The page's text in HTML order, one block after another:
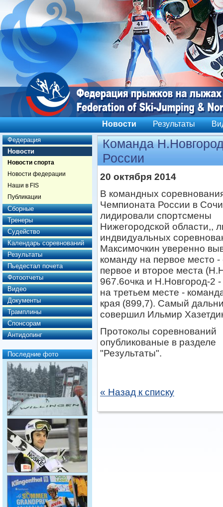
Новости Результаты
Федерация
Новости
Новости спорта
Новости федерации
Наши в FIS
Публикации
Сборные
Тренеры
Судейство
Календарь соревнований
Результаты
Пьедестал почета
Фотоотчеты
Видео
Документы
Трамплины
Спонсорам
Антидопинг
Последние фото
Команда
России
20 октября 2014
В командных
Чемпионата России в
лидировали спортсмены
Нижегородской области,,
индвидуальных
Максимочкин уверенно
команду на первое место -
первое и второе места
967.6очка и Н.Новгород-2 -
на третьем месте -
края (899,7). Самый
совершил Ильмир
Протоколы соревнований
опубликованые в разделе
"Результаты".
« Назад к списку